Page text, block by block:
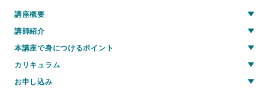
講座概要
講師紹介
本講座で身につけるポイント
カリキュラム
お申し込み